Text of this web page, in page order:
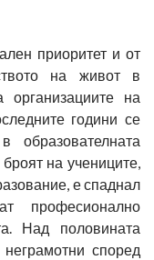
приоритет и от
на живот в
организациите на
години се
образователната
на учениците,
е спаднал
професионално
Над половината
според